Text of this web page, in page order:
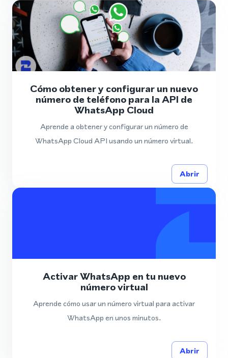
Cómo obtener y configurar un nuevo
número de teléfono para la API de
WhatsApp Cloud
Aprende a obtener y configurar un número de
WhatsApp Cloud API usando un número virtual.
Abrir
Activar WhatsApp en tu nuevo
número virtual
Aprende cómo usar un número virtual para activar
WhatsApp en unos minutos.
Abrir